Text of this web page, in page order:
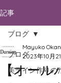
記事
ブログ
美ライン作りの
ブログ
【オー
Mayuko
2023年10月